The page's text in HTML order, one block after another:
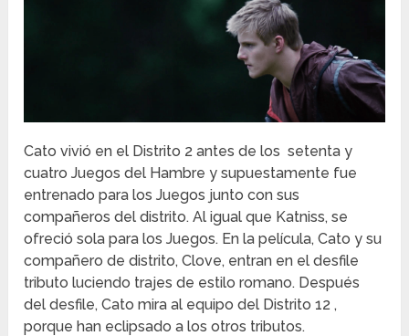
Cato vivió en el Distrito 2 antes de los setenta y
cuatro Juegos del Hambre y supuestamente fue
entrenado para los Juegos junto con sus
compañeros del distrito. Al igual que Katniss, se
ofreció sola para los Juegos. En la película, Cato y su
compañero de distrito, Clove, entran en el desfile
tributo luciendo trajes de estilo romano. Después
del desfile, Cato mira al equipo del Distrito 12 ,
porque han eclipsado a los otros tributos.